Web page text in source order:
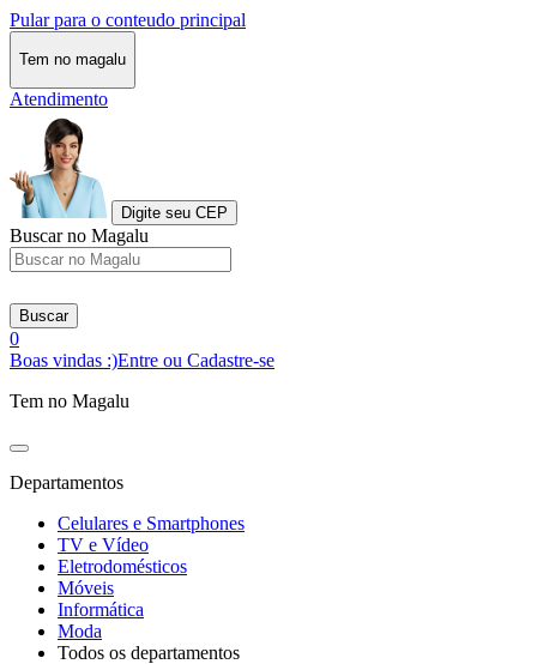
Pular para o conteudo principal
Tem no magalu
Atendimento
Digite seu CEP
Buscar no Magalu
Buscar
0
Boas vindas :)Entre ou Cadastre-se
Tem no Magalu
Departamentos
Celulares e Smartphones
TV e Vídeo
Eletrodomésticos
Móveis
Informática
Moda
Todos os departamentos